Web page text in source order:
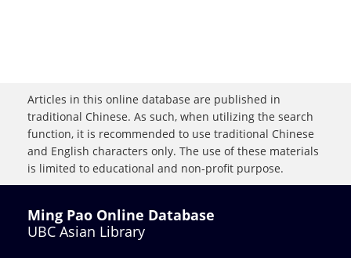
Articles in this online database are published in
traditional Chinese. As such, when utilizing the search
function, it is recommended to use traditional Chinese
and English characters only. The use of these materials
is limited to educational and non-profit purpose.
Ming Pao Online Database
UBC Asian Library